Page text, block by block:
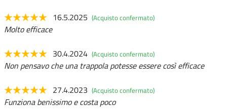
16.5.2025 (Acquisto confermato)
Molto efficace
30.4.2024 (Acquisto confermato)
Non pensavo che una trappola potesse essere così efficace
27.4.2023 (Acquisto confermato)
Funziona benissimo e costa poco